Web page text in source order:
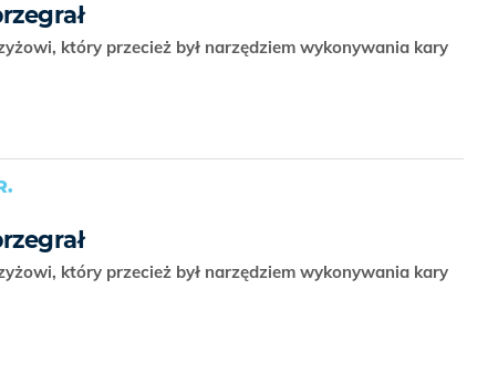
który przecież był narzędziem wykonywania kary
który przecież był narzędziem wykonywania kary